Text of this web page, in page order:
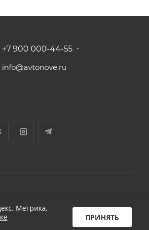
+7 900 000-44-55
info@avtonove.ru
Разработано в KAPUSTA LAB
Метрика,
ПРИНЯТЬ